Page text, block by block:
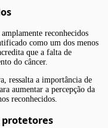
reconhecidos
como um dos menos
que a falta de
do câncer.
ressalta a importância de
aumentar a percepção da
reconhecidos.
protetores